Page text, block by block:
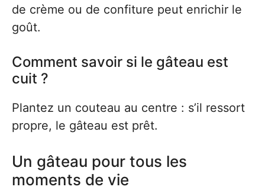
de crème ou de confiture peut enrichir le
goût.
Comment savoir si le gâteau est
cuit ?
Plantez un couteau au centre : s’il ressort
propre, le gâteau est prêt.
Un gâteau pour tous les
moments de vie